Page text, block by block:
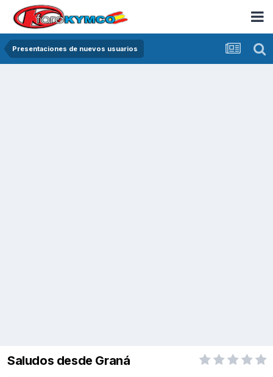
Presentaciones de nuevos usuarios
Saludos desde Graná